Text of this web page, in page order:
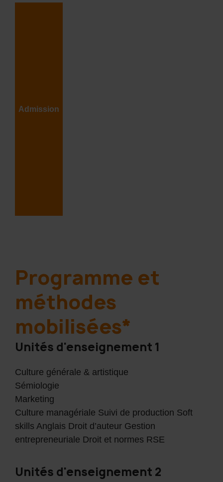
Admission
Programme et
méthodes
mobilisées*
Unités d'enseignement 1
Culture générale & artistique
Sémiologie
Marketing
Culture managériale Suivi de production Soft
skills Anglais Droit d’auteur Gestion
entrepreneuriale Droit et normes RSE
Unités d'enseignement 2